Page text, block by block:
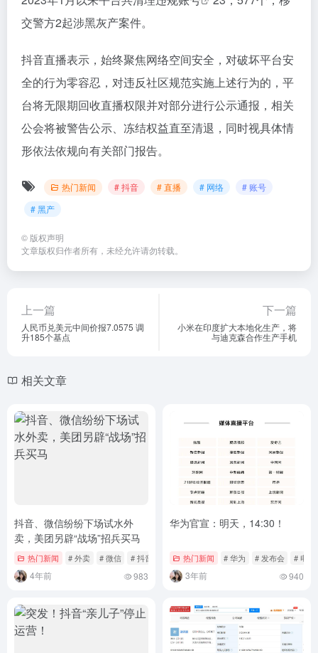
交警方2起涉黑灰产案件。
抖音直播表示，始终聚焦网络空间安全，对破坏平台安
全的行为零容忍，对违反社区规范实施上述行为的，平
台将无限期回收直播权限并对部分进行公示通报，相关
公会将被警告公示、冻结权益直至清退，同时视具体情
形依法依规向有关部门报告。
热门新闻 # 抖音 # 直播 # 网络
# 账号
# 黑产
© 版权声明
文章版权归作者所有，未经允许请勿转载。
上一篇
人民币兑美元中间价报7.0575 调
升185个基点
下一篇
小米在印度扩大本地化生产，将
与迪克森合作生产手机
相关文章
抖音、微信纷纷下场试水外
卖，美团另辟“战场”招兵买马
热门新闻 # 外卖 # 微信 # 抖音
4年前 983
华为官宣：明天，14:30！
热门新闻 # 华为 # 发布会 # 电商
3年前 940